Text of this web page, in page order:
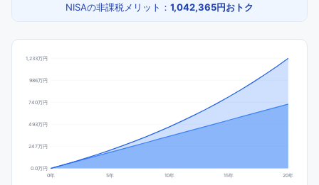
NISAの非課税メリット： 1,042,365円おトク
0.0万円
247万円
493万円
740万円
986万円
1,233万円
0年 5年 10年 15年 20年